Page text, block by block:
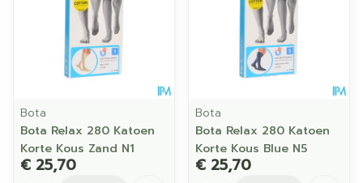
Bota
Bota Relax 280 Katoen
Korte Kous Zand N1
€ 25,70
Bota
Bota Relax 280 Katoen
Korte Kous Blue N5
€ 25,70